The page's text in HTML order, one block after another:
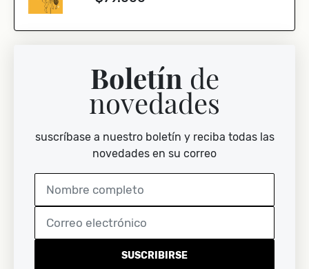
Boletín de
novedades
suscríbase a nuestro boletín y reciba todas las
novedades en su correo
SUSCRIBIRSE